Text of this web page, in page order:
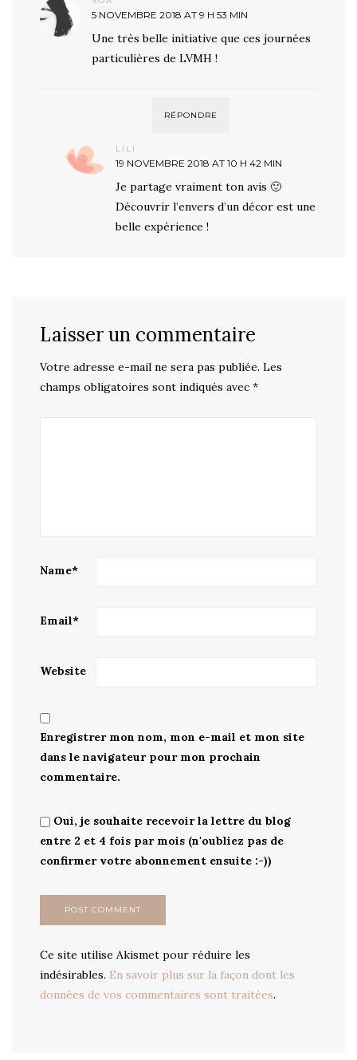
5 NOVEMBRE 2018 AT 9 H 53 MIN
Une très belle initiative que ces journées
particulières de LVMH !
RÉPONDRE
LILI
19 NOVEMBRE 2018 AT 10 H 42 MIN
Je partage vraiment ton avis 🙂
Découvrir l’envers d’un décor est une
belle expérience !
Laisser un commentaire
Votre adresse e-mail ne sera pas publiée. Les
champs obligatoires sont indiqués avec *
Name*
Email*
Website
Enregistrer mon nom, mon e-mail et mon site
dans le navigateur pour mon prochain
commentaire.
Oui, je souhaite recevoir la lettre du blog
entre 2 et 4 fois par mois (n'oubliez pas de
confirmer votre abonnement ensuite :-))
Ce site utilise Akismet pour réduire les
indésirables. En savoir plus sur la façon dont les
données de vos commentaires sont traitées.